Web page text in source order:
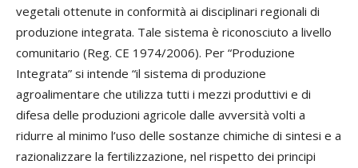
vegetali ottenute in conformità ai disciplinari regionali di
produzione integrata. Tale sistema è riconosciuto a livello
comunitario (Reg. CE 1974/2006). Per “Produzione
Integrata” si intende “il sistema di produzione
agroalimentare che utilizza tutti i mezzi produttivi e di
difesa delle produzioni agricole dalle avversità volti a
ridurre al minimo l’uso delle sostanze chimiche di sintesi e a
razionalizzare la fertilizzazione, nel rispetto dei principi